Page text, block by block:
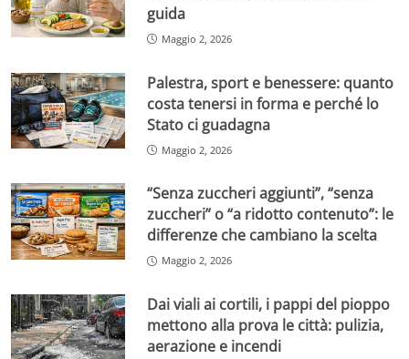
guida
Maggio 2, 2026
Palestra, sport e benessere: quanto
costa tenersi in forma e perché lo
Stato ci guadagna
Maggio 2, 2026
“Senza zuccheri aggiunti”, “senza
zuccheri” o “a ridotto contenuto”: le
differenze che cambiano la scelta
Maggio 2, 2026
Dai viali ai cortili, i pappi del pioppo
mettono alla prova le città: pulizia,
aerazione e incendi